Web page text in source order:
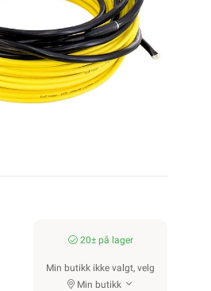
20± på lager
Min butikk ikke valgt, velg
Min butikk